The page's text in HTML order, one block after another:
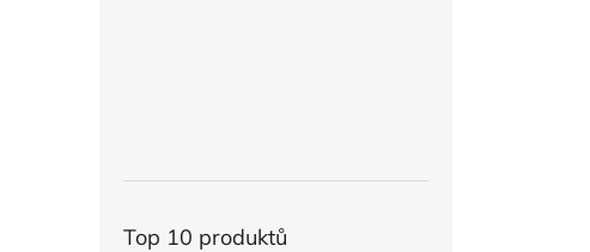
Top 10 produktů